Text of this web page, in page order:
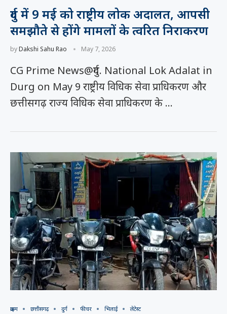
दुर्ग में 9 मई को राष्ट्रीय लोक अदालत, आपसी
समझौते से होंगे मामलों के त्वरित निराकरण
byDakshi Sahu Rao May 7, 2026
CG Prime News@दुर्ग. National Lok Adalat in
Durg on May 9 राष्ट्रीय विधिक सेवा प्राधिकरण और
छत्तीसगढ़ राज्य विधिक सेवा प्राधिकरण के …
क्राइम छत्तीसगढ़ दुर्ग फीचर भिलाई लेटेस्ट